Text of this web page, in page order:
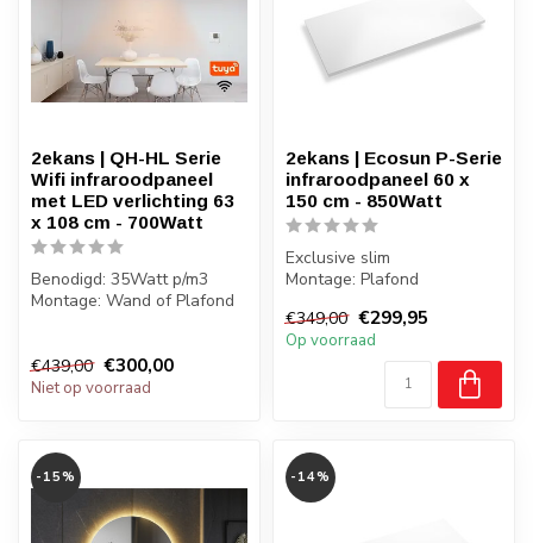
2ekans | QH-HL Serie
Wifi infraroodpaneel
met LED verlichting 63
x 108 cm - 700Watt
Benodigd: 35Watt p/m3
Montage: Wand of Plafond
€439,00 €300,00
Niet op voorraad
2ekans | Ecosun P-Serie
infraroodpaneel 60 x
150 cm - 850Watt
Exclusive slim
Montage: Plafond
Badkamer: Ja, zone 2,3
€349,00 €299,95
Op voorraad
-15% -14%